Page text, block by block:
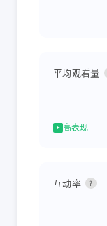
平均观看量
高表现
互动率 ?